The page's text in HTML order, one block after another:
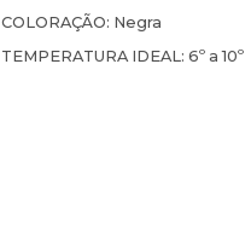
COLORAÇÃO: Negra
TEMPERATURA IDEAL: 6º a 10º